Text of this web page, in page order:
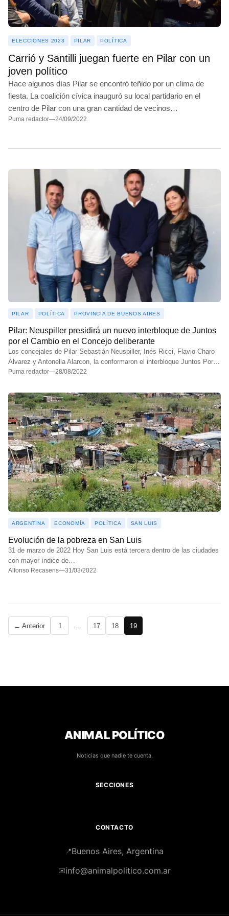
JUNÍN
BALCARCE
MAR DEL PLATA
ITUZAINGÓ
LANÚS
CARLOS CASARES
ELECCIONES 2023 PILAR POLÍTICA
Carrió y Santilli juegan fuerte en Pilar con un
joven político
Hace algunos días Pilar se encontró teñido por un clima de
fiesta. La coalición cívica inauguró su local partidario en el
centro de Pilar con una gran cantidad de vecinos…
Puma redactor—24/09/2022
PILAR POLÍTICA PROVINCIA DE BUENOS AIRES
Pilar: Neuspiller presidirá un nuevo interbloque de Juntos
por el Cambio en el Concejo deliberante
Los concejales de Pilar Sebastián Neuspiller, Inés Ricci, Flavio Charo
Alvarez y Antonella Alarcon, la conformaron el interbloque Juntos Por…
Puma redactor—28/08/2022
ARGENTINA ECONOMÍA POLÍTICA SAN LUIS
Evolución de la pobreza en San Luis
31 de marzo de 2022 Hoy San Luis está tercera dentro de las ciudades
con mayor índice de…
Alfonso Recasens—31/03/2022
Paginación
← Anterior 1 17 18 19
ANIMAL POLÍTICO
Noticias que nadie te cuenta.
SECCIONES
CONTACTO
📍Buenos Aires, Argentina
✉️info@animalpolitico.com.ar